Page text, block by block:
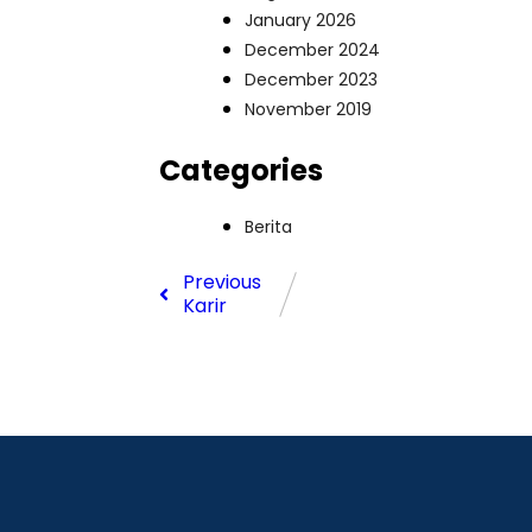
January 2026
December 2024
December 2023
November 2019
Categories
Berita
Previous
Karir